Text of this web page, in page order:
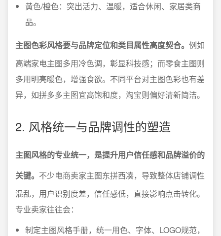
黄色/橙色：突出活力、温暖，适合休闲、家居类商
品。
主图色彩风格要与品牌定位和类目属性高度契合。 例如
高端家电主图多用冷色调，彰显科技感；而零食主图则
多用明亮暖色，增强食欲。不同平台对主图色彩也有差
异，如拼多多主图宜高饱和度，淘宝则偏好清新简洁。
2. 风格统一与品牌调性的塑造
主图风格的专业统一，是提升用户信任感和品牌溢价的
关键。 不少电商卖家主图东拼西凑，导致整体店铺调性
混乱，用户识别度差，信任感低，直接影响点击转化。
专业卖家往往会：
制定主图风格手册，统一用色、字体、LOGO规范，